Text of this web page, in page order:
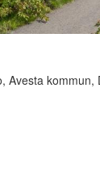
Avesta kommun,